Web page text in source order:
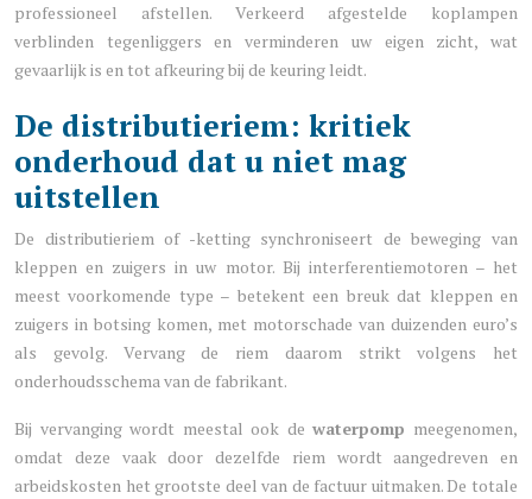
professioneel afstellen. Verkeerd afgestelde koplampen
verblinden tegenliggers en verminderen uw eigen zicht, wat
gevaarlijk is en tot afkeuring bij de keuring leidt.
De distributieriem: kritiek
onderhoud dat u niet mag
uitstellen
De distributieriem of -ketting synchroniseert de beweging van
kleppen en zuigers in uw motor. Bij interferentiemotoren – het
meest voorkomende type – betekent een breuk dat kleppen en
zuigers in botsing komen, met motorschade van duizenden euro’s
als gevolg. Vervang de riem daarom strikt volgens het
onderhoudsschema van de fabrikant.
Bij vervanging wordt meestal ook dewaterpomp meegenomen,
omdat deze vaak door dezelfde riem wordt aangedreven en
arbeidskosten het grootste deel van de factuur uitmaken. De totale